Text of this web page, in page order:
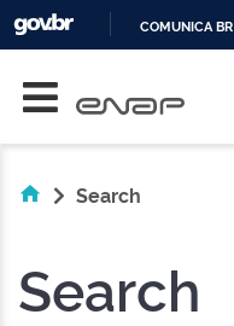
COMUNICA BR
Search
Search